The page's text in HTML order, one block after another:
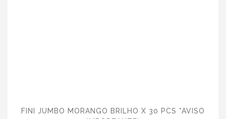
FINI JUMBO MORANGO BRILHO X 30 PCS *AVISO